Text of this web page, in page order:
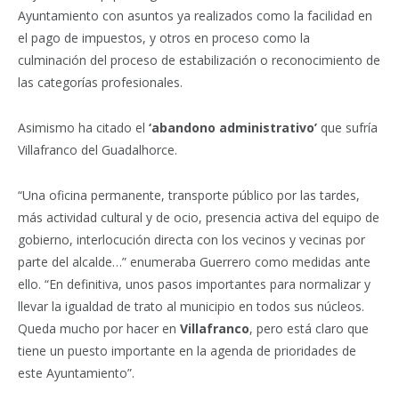
Ayuntamiento con asuntos ya realizados como la facilidad en
el pago de impuestos, y otros en proceso como la
culminación del proceso de estabilización o reconocimiento de
las categorías profesionales.
Asimismo ha citado el ‘abandono administrativo’ que sufría
Villafranco del Guadalhorce.
“Una oficina permanente, transporte público por las tardes,
más actividad cultural y de ocio, presencia activa del equipo de
gobierno, interlocución directa con los vecinos y vecinas por
parte del alcalde…” enumeraba Guerrero como medidas ante
ello. “En definitiva, unos pasos importantes para normalizar y
llevar la igualdad de trato al municipio en todos sus núcleos.
Queda mucho por hacer en Villafranco, pero está claro que
tiene un puesto importante en la agenda de prioridades de
este Ayuntamiento”.